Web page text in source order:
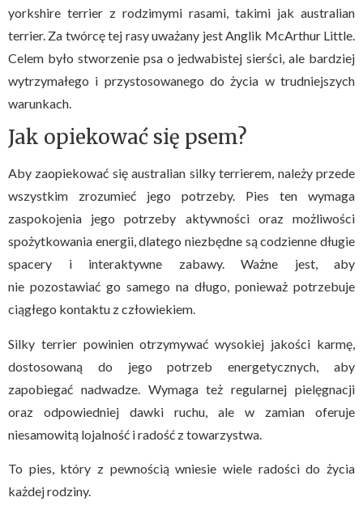
yorkshire terrier z rodzimymi rasami, takimi jak australian
terrier. Za twórcę tej rasy uważany jest Anglik McArthur Little.
Celem było stworzenie psa o jedwabistej sierści, ale bardziej
wytrzymałego i przystosowanego do życia w trudniejszych
warunkach.
Jak opiekować się psem?
Aby zaopiekować się australian silky terrierem, należy przede
wszystkim zrozumieć jego potrzeby. Pies ten wymaga
zaspokojenia jego potrzeby aktywności oraz możliwości
spożytkowania energii, dlatego niezbędne są codzienne długie
spacery i interaktywne zabawy. Ważne jest, aby
nie pozostawiać go samego na długo, ponieważ potrzebuje
ciągłego kontaktu z człowiekiem.
Silky terrier powinien otrzymywać wysokiej jakości karmę,
dostosowaną do jego potrzeb energetycznych, aby
zapobiegać nadwadze. Wymaga też regularnej pielęgnacji
oraz odpowiedniej dawki ruchu, ale w zamian oferuje
niesamowitą lojalność i radość z towarzystwa.
To pies, który z pewnością wniesie wiele radości do życia
każdej rodziny.